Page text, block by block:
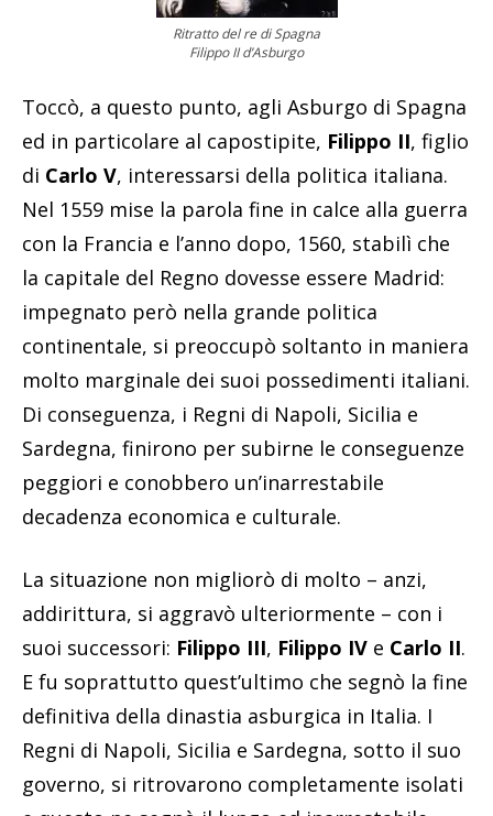
Ritratto del re di Spagna
Filippo II d’Asburgo
Toccò, a questo punto, agli Asburgo di Spagna
ed in particolare al capostipite, Filippo II, figlio
di Carlo V, interessarsi della politica italiana.
Nel 1559 mise la parola fine in calce alla guerra
con la Francia e l’anno dopo, 1560, stabilì che
la capitale del Regno dovesse essere Madrid:
impegnato però nella grande politica
continentale, si preoccupò soltanto in maniera
molto marginale dei suoi possedimenti italiani.
Di conseguenza, i Regni di Napoli, Sicilia e
Sardegna, finirono per subirne le conseguenze
peggiori e conobbero un’inarrestabile
decadenza economica e culturale.
La situazione non migliorò di molto – anzi,
addirittura, si aggravò ulteriormente – con i
suoi successori: Filippo III, Filippo IV e Carlo II.
E fu soprattutto quest’ultimo che segnò la fine
definitiva della dinastia asburgica in Italia. I
Regni di Napoli, Sicilia e Sardegna, sotto il suo
governo, si ritrovarono completamente isolati